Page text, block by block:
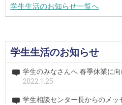
学生生活のお知らせ一覧へ
学生生活のお知らせ
学生のみなさんへ 春季休業に向
2022.1.25
学生相談センター長からのメッ